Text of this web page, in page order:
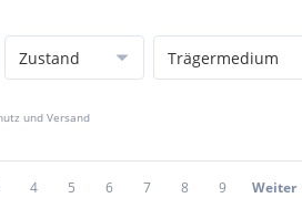
Zustand Trägermedium
und Versand
4 5 6 7 8 9 Weiter